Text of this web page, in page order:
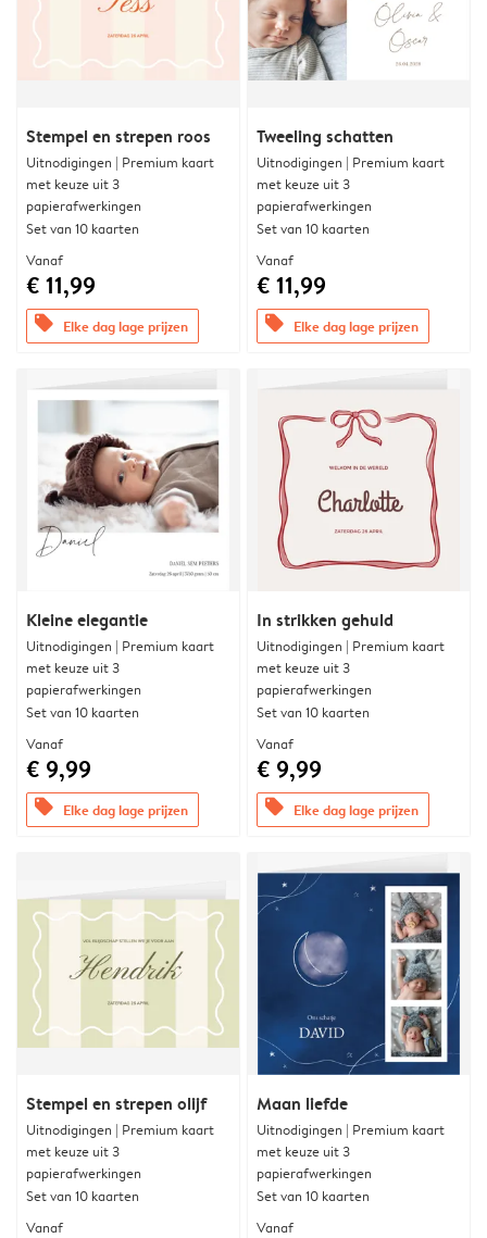
Stempel en strepen roos
Uitnodigingen | Premium kaart
met keuze uit 3
papierafwerkingen
Set van 10 kaarten
Vanaf
€ 11,99
offers Elke dag lage prijzen
Tweeling schatten
Uitnodigingen | Premium kaart
met keuze uit 3
papierafwerkingen
Set van 10 kaarten
Vanaf
€ 11,99
offers Elke dag lage prijzen
Kleine elegantie
Uitnodigingen | Premium kaart
met keuze uit 3
papierafwerkingen
Set van 10 kaarten
Vanaf
€ 9,99
offers Elke dag lage prijzen
In strikken gehuld
Uitnodigingen | Premium kaart
met keuze uit 3
papierafwerkingen
Set van 10 kaarten
Vanaf
€ 9,99
offers Elke dag lage prijzen
Stempel en strepen olijf
Uitnodigingen | Premium kaart
met keuze uit 3
papierafwerkingen
Set van 10 kaarten
Vanaf
Maan liefde
Uitnodigingen | Premium kaart
met keuze uit 3
papierafwerkingen
Set van 10 kaarten
Vanaf